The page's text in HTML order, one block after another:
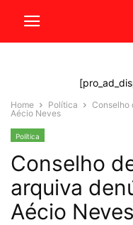
Home Política
Conselho
Aécio Neves
Política
Conselho
arquiva
Aécio Neves